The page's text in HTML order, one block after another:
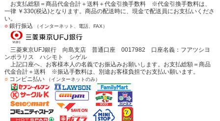
お支払総額＝商品代金合計＋送料＋代金引換手数料 ※代金引換手数料は、
一律 ￥330(税込)となります。商品の配送時に、現金で配送員にお支払いくださ
い。
○銀行振込 （インターネット、電話、FAX）
三菱東京UFJ銀行 向島支店 普通口座 0017982 口座名義：フアツシヨ
ンポラリス ハシモト シゲル
上記口座へ、お客様本人の名義でお振込みお願いします。お支払総額＝商品
代金合計＋送料 ※振込手数料は、別途お客様負担でお支払い願います。
○コンビニ払い （インターネットのみ）